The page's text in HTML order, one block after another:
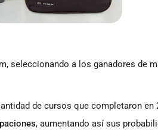
seleccionando a los ganadores de
de cursos que completaron en
, aumentando así sus